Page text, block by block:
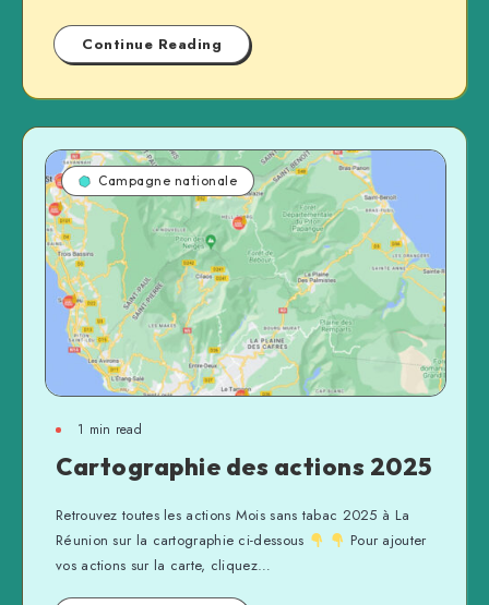
Continue Reading
Campagne nationale
1 min read
Cartographie des actions 2025
Retrouvez toutes les actions Mois sans tabac 2025 à La
Réunion sur la cartographie ci-dessous
Pour ajouter
vos actions sur la carte, cliquez…